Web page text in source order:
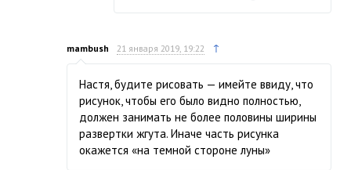
mambush 21 января 2019, 19:22 ↑
Настя, будите рисовать — имейте ввиду, что
рисунок, чтобы его было видно полностью,
должен занимать не более половины ширины
развертки жгута. Иначе часть рисунка
окажется «на темной стороне луны»